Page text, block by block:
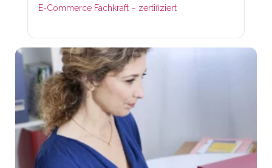
E-Commerce Fachkraft – zertifiziert